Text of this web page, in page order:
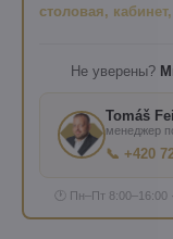
столовая,
Не уверены?
Tomáš
менеджер
📞 +420
🕐 Пн–Пт 8:00–16:00